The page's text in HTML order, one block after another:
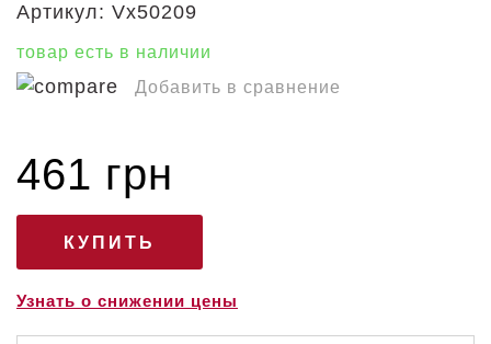
Артикул: Vx50209
товар есть в наличии
Добавить в сравнение
461 грн
Узнать о снижении цены